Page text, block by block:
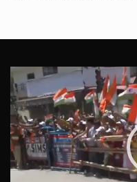
Video
Player